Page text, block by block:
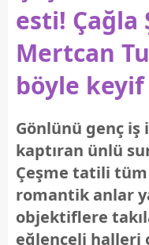
esti! Çağla
Mertcan
böyle
Gönlünü genç iş
kaptıran ünlü
Çeşme tatili tüm
romantik anlar
objektiflere
eğlenceli halleri